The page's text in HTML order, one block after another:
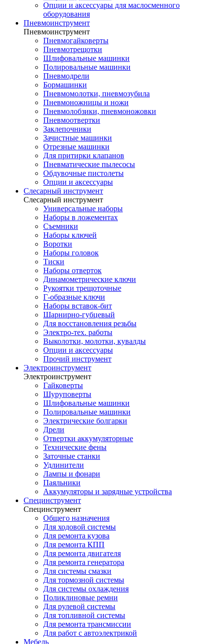
Опции и аксессуары для маслосменного
оборудования
Пневмоинструмент
Пневмоинструмент
Пневмогайковерты
Пневмотрещотки
Шлифовальные машинки
Полировальные машинки
Пневмодрели
Бормашинки
Пневмомолотки, пневмозубила
Пневмоножницы и ножи
Пневмолобзики, пневмоножовки
Пневмоотвертки
Заклепочники
Зачистные машинки
Отрезные машинки
Для притирки клапанов
Пневматические пылесосы
Обдувочные пистолеты
Опции и аксессуары
Слесарный инструмент
Слесарный инструмент
Универсальные наборы
Наборы в ложементах
Съемники
Наборы ключей
Воротки
Наборы головок
Тиски
Наборы отверток
Динамометрические ключи
Рукоятки трещоточные
Г-образные ключи
Наборы вставок-бит
Шарнирно-губцевый
Для восстановления резьбы
Электро-тех. работы
Выколотки, молотки, кувалды
Опции и аксессуары
Прочий инструмент
Электроинструмент
Электроинструмент
Гайковерты
Шуруповерты
Шлифовальные машинки
Полировальные машинки
Электрические болгарки
Дрели
Отвертки аккумуляторные
Технические фены
Заточные станки
Удлинители
Лампы и фонари
Паяльники
Аккумуляторы и зарядные устройства
Специнструмент
Специнструмент
Общего назначения
Для ходовой системы
Для ремонта кузова
Для ремонта КПП
Для ремонта двигателя
Для ремонта генератора
Для системы смазки
Для тормозной системы
Для системы охлаждения
Поликлиновые ремни
Для рулевой системы
Для топливной системы
Для ремонта трансмиссии
Для работ с автоэлектрикой
Мебель